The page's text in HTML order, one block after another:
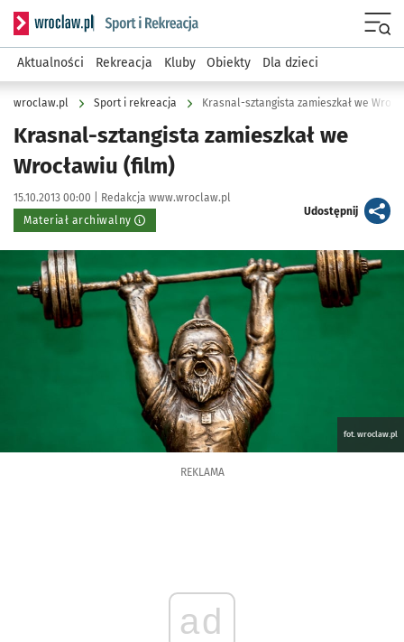
Serwis informacyjny wroclaw.pl podserwis: Sport i rekreacja
Aktualności Rekreacja Kluby Obiekty Dla dzieci
wroclaw.pl Sport i rekreacja Krasnal-sztangista zamieszkał we
Krasnal-sztangista zamieszkał we
Wrocławiu (film)
Data publikacji:
15.10.2013 00:00 | Autor:
Redakcja www.wroclaw.pl
Materiał archiwalny
Udostępnijartykuł
Kliknij, aby powiększyć
fot. wroclaw.pl
REKLAMA
ad